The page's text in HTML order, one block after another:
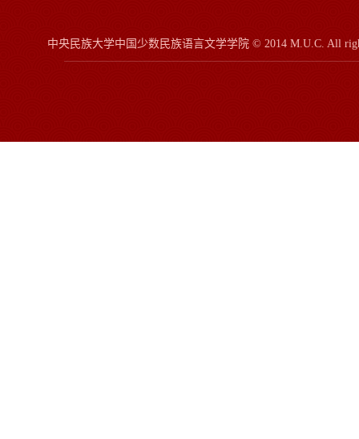
中央民族大学中国少数民族语言文学学院 © 2014